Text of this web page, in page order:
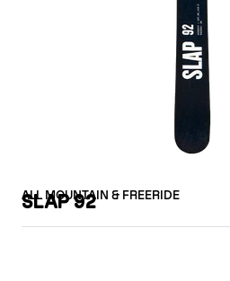
ALL MOUNTAIN & FREERIDE
SLAP 92